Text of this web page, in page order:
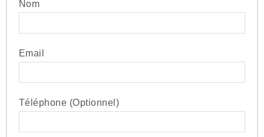
Nom
Email
Téléphone (Optionnel)